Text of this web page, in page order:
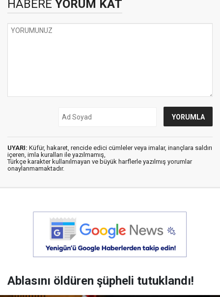
HABERE YORUM KAT
UYARI: Küfür, hakaret, rencide edici cümleler veya imalar, inançlara saldırı
içeren, imla kuralları ile yazılmamış,
Türkçe karakter kullanılmayan ve büyük harflerle yazılmış yorumlar
onaylanmamaktadır.
Ablasını öldüren şüpheli tutuklandı!